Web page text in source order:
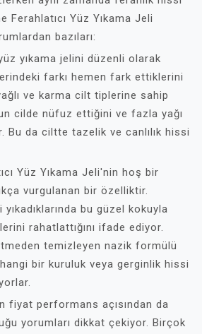
Ferahlatıcı Yüz Yıkama Jeli
bazıları:
yıkama jelini düzenli olarak
farkı hemen fark ettiklerini
ve karma cilt tiplerine sahip
cilde nüfuz ettiğini ve fazla yağı
Bu da ciltte tazelik ve canlılık hissi
Yüz Yıkama Jeli'nin hoş bir
vurgulanan bir özelliktir.
yıkadıklarında bu güzel kokuyla
rahatlattığını ifade ediyor.
temizleyen nazik formülü
bir kuruluk veya gerginlik hissi
fiyat performans açısından da
yorumları dikkat çekiyor. Birçok